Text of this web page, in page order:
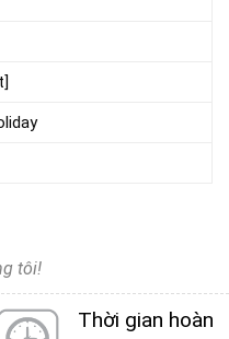
tôi!
Thời gian hoàn